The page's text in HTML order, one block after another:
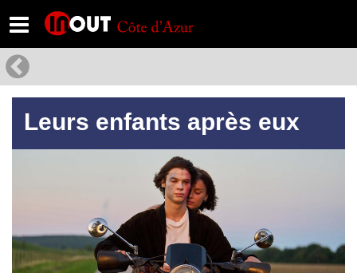
Leurs enfants après eux